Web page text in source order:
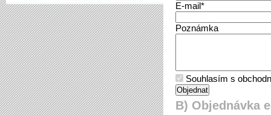
E-mail*
Poznámka
Souhlasím s
B) Objednávka